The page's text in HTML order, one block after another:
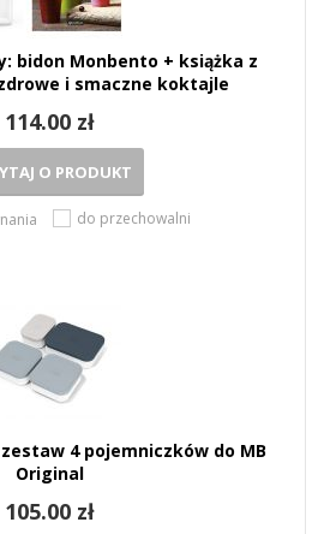
bidon Monbento + książka z
i smaczne koktajle
114.00 zł
O PRODUKT
do przechowalni
zestaw 4 pojemniczków do MB
Original
105.00 zł